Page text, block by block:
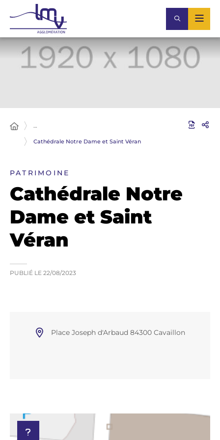
…
Cathédrale Notre Dame et Saint Véran
PATRIMOINE
Cathédrale Notre
Dame et Saint
Véran
PUBLIÉ LE 22/08/2023
Place Joseph d'Arbaud 84300 Cavaillon